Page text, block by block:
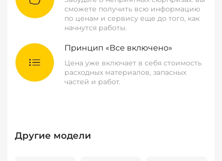
сможете получить всю информацию
по ценам и сервису еще до того, как
начнутся работы.
Принцип «Все включено»
Цена уже включает в себя стоимость
расходных материалов, запасных
частей и работ.
Другие модели